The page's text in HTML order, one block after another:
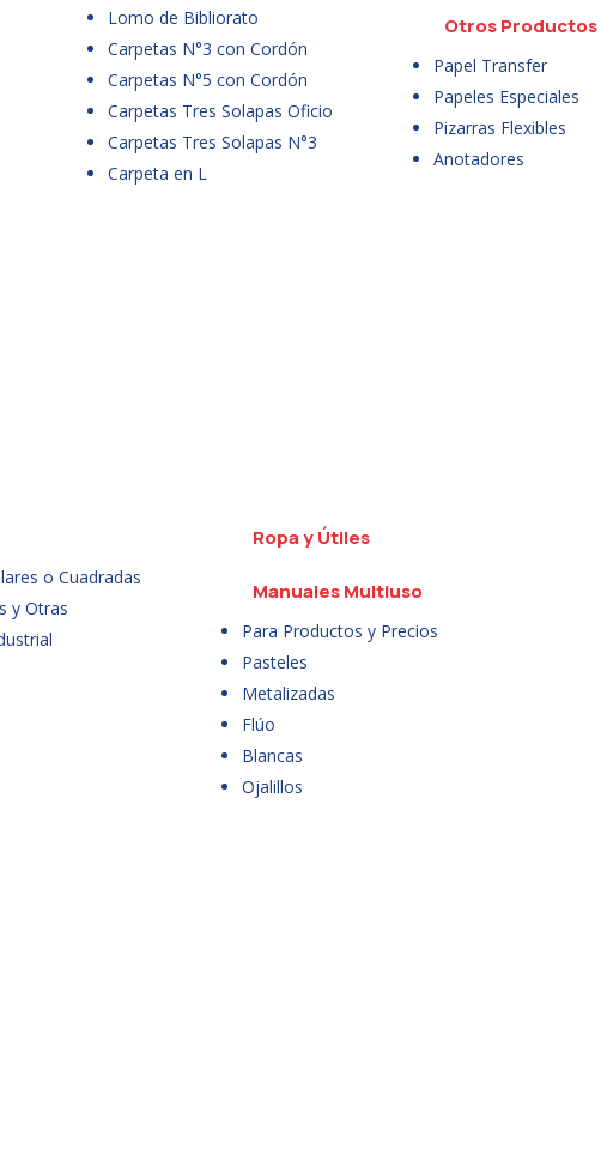
Lomo de Bibliorato
Carpetas N°3 con Cordón
Carpetas N°5 con Cordón
Carpetas Tres Solapas Oficio
Carpetas Tres Solapas N°3
Carpeta en L
Otros Productos
Papel Transfer
Papeles Especiales
Pizarras Flexibles
Anotadores
o Cuadradas
y Otras
Ropa y Útiles
Manuales Multiuso
Para Productos y Precios
Pasteles
Metalizadas
Flúo
Blancas
Ojalillos